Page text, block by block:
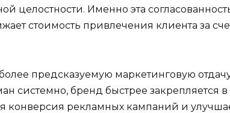
целостности. Именно эта
стоимость привлечения клиента за
предсказуемую маркетинговую
системно, бренд быстрее закрепляется в
конверсия рекламных кампаний и